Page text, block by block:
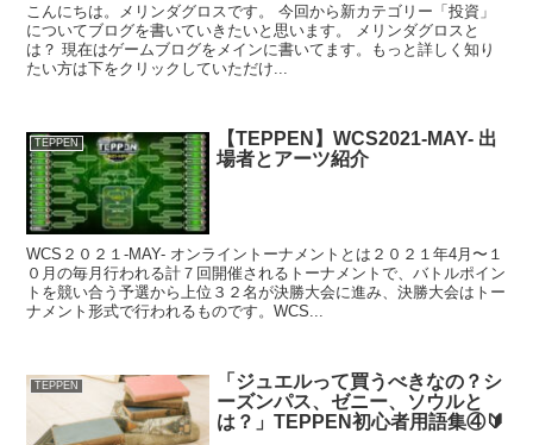
こんにちは。メリンダグロスです。 今回から新カテゴリー「投資」
についてブログを書いていきたいと思います。 メリンダグロスと
は？ 現在はゲームブログをメインに書いてます。もっと詳しく知り
たい方は下をクリックしていただけ...
TEPPEN
【TEPPEN】WCS2021-MAY- 出
場者とアーツ紹介
WCS２０２１-MAY- オンライントーナメントとは２０２１年4月〜１
０月の毎月行われる計７回開催されるトーナメントで、バトルポイン
トを競い合う予選から上位３２名が決勝大会に進み、決勝大会はトー
ナメント形式で行われるものです。WCS...
TEPPEN
「ジュエルって買うべきなの？シ
ーズンパス、ゼニー、ソウルと
は？」TEPPEN初心者用語集④🔰